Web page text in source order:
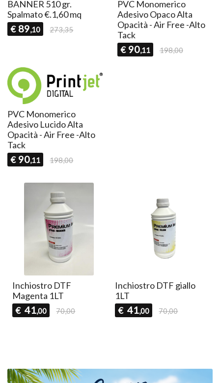
BANNER 510 gr.
Spalmato €.1,60 mq
€ 89,10 273,35
PVC Monomerico
Adesivo Opaco Alta
Opacità - Air Free -Alto
Tack
€ 90,11 198,00
PVC Monomerico
Adesivo Lucido Alta
Opacità - Air Free -Alto
Tack
€ 90,11 198,00
Inchiostro DTF
Magenta 1LT
€ 41,00 70,00
Inchiostro DTF giallo
1LT
€ 41,00 70,00